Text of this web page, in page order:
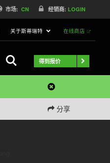
市场: CN 经销商: LOGIN
关于斯蒂瑞特 在线商店
得到报价
分享